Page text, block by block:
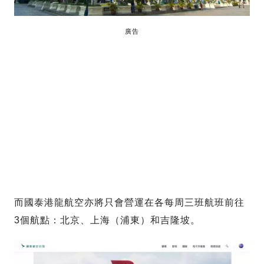
廣告
而國泰港龍航空亦將只會營運在各每周三班航班前往
3個航點：北京、上海（浦東）和吉隆坡。